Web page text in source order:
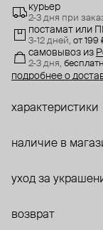
курьер
2-3 дня при
постамат или
3-12 дней, от 199
самовывоз из
2-3 дня,
подробнее о
характеристики
наличие в
уход за
возврат